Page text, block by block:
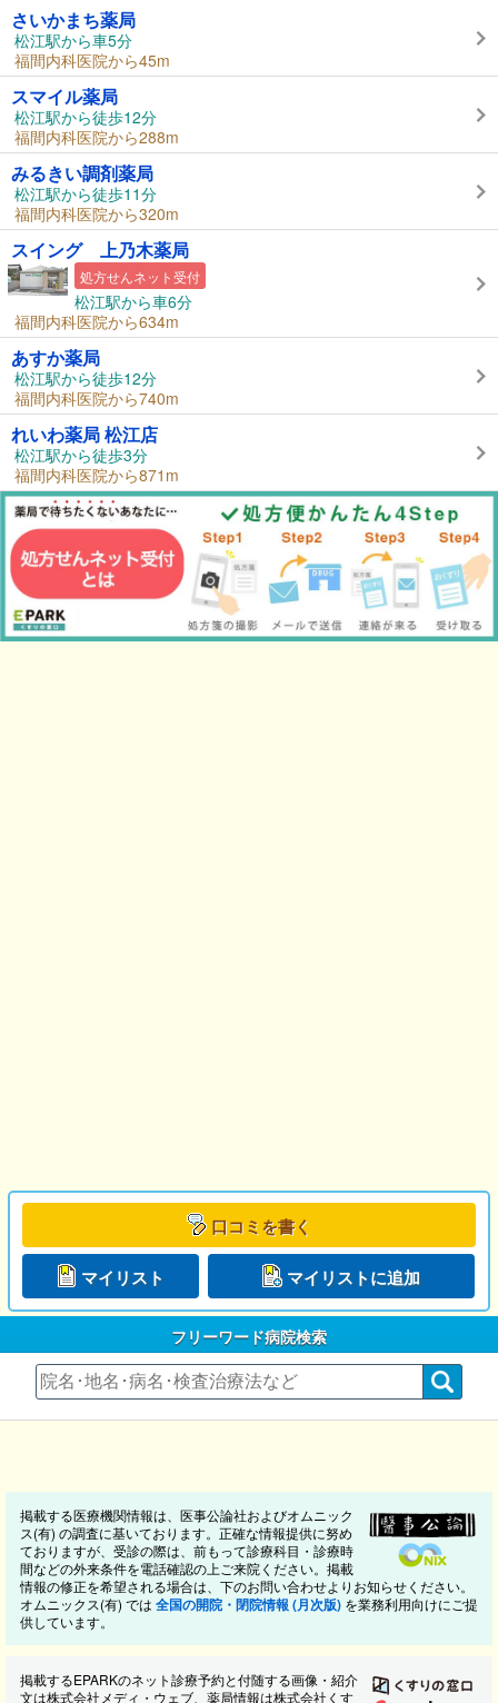
さいかまち薬局
松江駅から車5分
福間内科医院から45m
スマイル薬局
松江駅から徒歩12分
福間内科医院から288m
みるきい調剤薬局
松江駅から徒歩11分
福間内科医院から320m
スイング 上乃木薬局
処方せんネット受付
松江駅から車6分
福間内科医院から634m
あすか薬局
松江駅から徒歩12分
福間内科医院から740m
れいわ薬局 松江店
松江駅から徒歩3分
福間内科医院から871m
口コミを書く
マイリスト マイリストに追加
フリーワード病院検索
掲載する医療機関情報は、医事公論社およびオムニック
ス(有) の調査に基いております。正確な情報提供に努め
ておりますが、受診の際は、前もって診療科目・診療時
間などの外来条件を電話確認の上ご来院ください。掲載
情報の修正を希望される場合は、下のお問い合わせよりお知らせください。
オムニックス(有) では 全国の開院・閉院情報 (月次版) を業務利用向けにご提
供しています。
掲載するEPARKのネット診療予約と付随する画像・紹介
文は株式会社メディ・ウェブ、薬局情報は株式会社くす